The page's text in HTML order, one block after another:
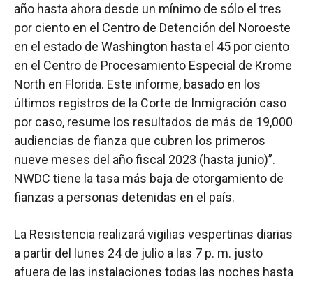
año hasta ahora desde un mínimo de sólo el tres
por ciento en el Centro de Detención del Noroeste
en el estado de Washington hasta el 45 por ciento
en el Centro de Procesamiento Especial de Krome
North en Florida. Este informe, basado en los
últimos registros de la Corte de Inmigración caso
por caso, resume los resultados de más de 19,000
audiencias de fianza que cubren los primeros
nueve meses del año fiscal 2023 (hasta junio)”.
NWDC tiene la tasa más baja de otorgamiento de
fianzas a personas detenidas en el país.
La Resistencia realizará vigilias vespertinas diarias
a partir del lunes 24 de julio a las 7 p. m. justo
afuera de las instalaciones todas las noches hasta